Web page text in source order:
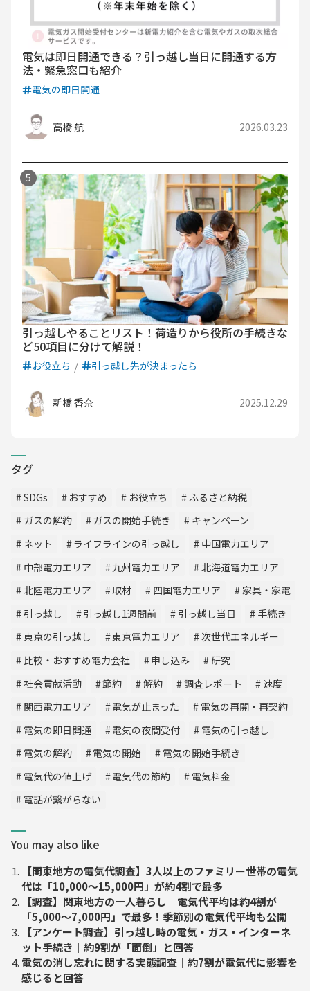
電気は即日開通できる？引っ越し当日に開通する方
法・緊急窓口も紹介
電気の即日開通
高橋 航 2026.03.23
引っ越しやることリスト！荷造りから役所の手続きな
ど50項目に分けて解説！
お役立ち 引っ越し先が決まったら
新橋 香奈 2025.12.29
タグ
SDGs おすすめ お役立ち
ふるさと納税
ガスの解約
ガスの開始手続き
キャンペーン
ネット
ライフラインの引っ越し
中国電力エリア
中部電力エリア
九州電力エリア
北海道電力エリア
北陸電力エリア
取材 四国電力エリア
家具・家電
引っ越し
引っ越し1週間前 引っ越し当日
手続き
東京の引っ越し
東京電力エリア
次世代エネルギー
比較・おすすめ電力会社
申し込み
研究
社会貢献活動
節約 解約 調査レポート
速度
関西電力エリア
電気が止まった
電気の再開・再契約
電気の即日開通
電気の夜間受付
電気の引っ越し
電気の解約
電気の開始
電気の開始手続き
電気代の値上げ
電気代の節約
電気料金
電話が繋がらない
You may also like
【関東地方の電気代調査】3人以上のファミリー世帯の電気
代は「10,000～15,000円」が約4割で最多
【調査】関東地方の一人暮らし｜電気代平均は約4割が
「5,000～7,000円」で最多！季節別の電気代平均も公開
【アンケート調査】引っ越し時の電気・ガス・インターネ
ット手続き｜約9割が「面倒」と回答
電気の消し忘れに関する実態調査｜約7割が電気代に影響を
感じると回答